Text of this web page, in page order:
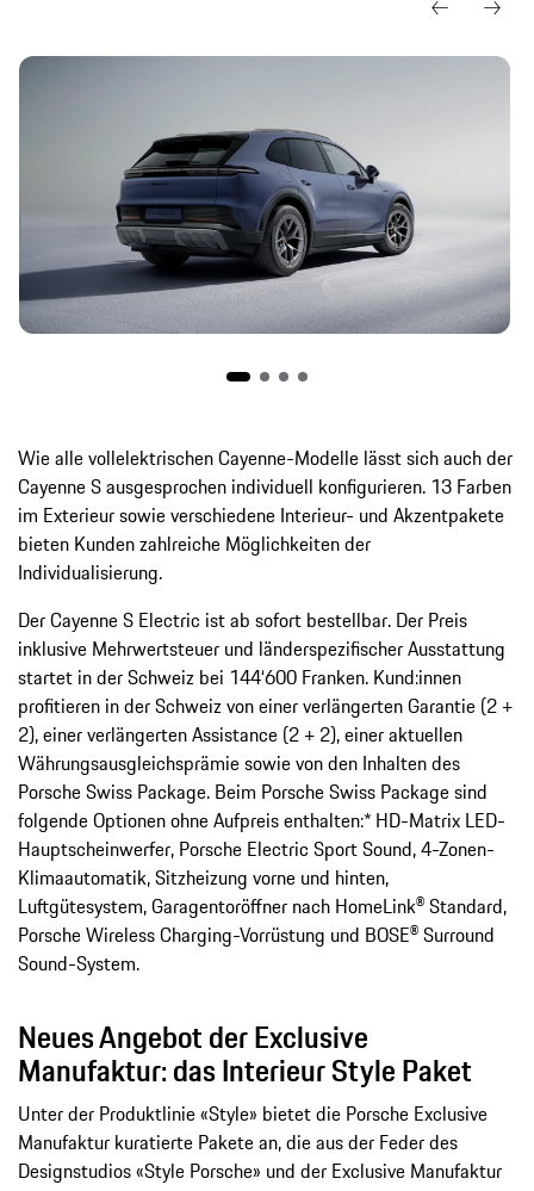
Wie alle vollelektrischen Cayenne-Modelle lässt sich auch der
Cayenne S ausgesprochen individuell konfigurieren. 13 Farben
im Exterieur sowie verschiedene Interieur- und Akzentpakete
bieten Kunden zahlreiche Möglichkeiten der
Individualisierung.
Der Cayenne S Electric ist ab sofort bestellbar. Der Preis
inklusive Mehrwertsteuer und länderspezifischer Ausstattung
startet in der Schweiz bei 144‘600 Franken. Kund:innen
profitieren in der Schweiz von einer verlängerten Garantie (2 +
2), einer verlängerten Assistance (2 + 2), einer aktuellen
Währungsausgleichsprämie sowie von den Inhalten des
Porsche Swiss Package. Beim Porsche Swiss Package sind
folgende Optionen ohne Aufpreis enthalten:* HD-Matrix LED-
Hauptscheinwerfer, Porsche Electric Sport Sound, 4-Zonen-
Klimaautomatik, Sitzheizung vorne und hinten,
Luftgütesystem, Garagentoröffner nach HomeLink® Standard,
Porsche Wireless Charging-Vorrüstung und BOSE® Surround
Sound-System.
Neues Angebot der Exclusive
Manufaktur: das Interieur Style Paket
Unter der Produktlinie «Style» bietet die Porsche Exclusive
Manufaktur kuratierte Pakete an, die aus der Feder des
Designstudios «Style Porsche» und der Exclusive Manufaktur